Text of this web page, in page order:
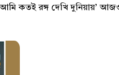
কতই রঙ্গ দেখি দুনিয়ায়’